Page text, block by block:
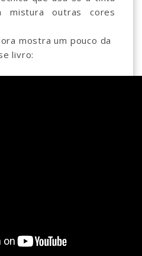
mistura outras cores
mostra um pouco da
livro: